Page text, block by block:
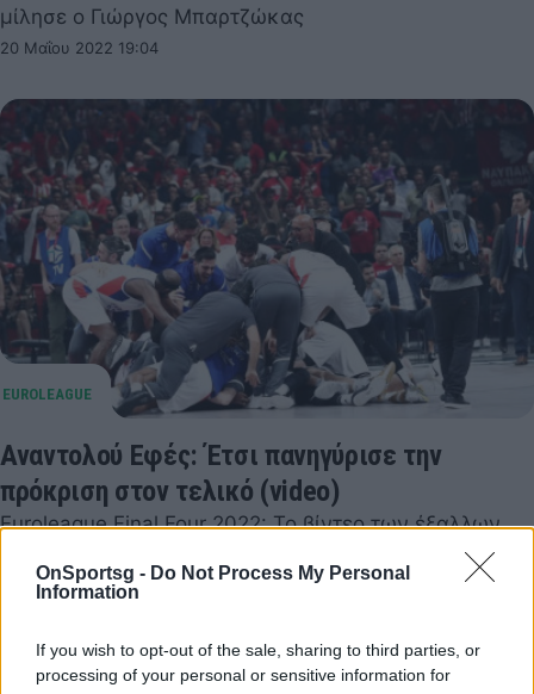
OnSportsg - Do Not Process My Personal
Information
If you wish to opt-out of the sale, sharing to third parties, or
processing of your personal or sensitive information for
μίλησε ο Γιώργος Μπαρτζώκας
20 Μαΐου 2022 19:04
Αναντολού Εφές: Έτσι πανηγύρισε την
πρόκριση στον τελικό (video)
Euroleague Final Four 2022: Το βίντεο των έξαλλων
πανηγυρισμών μετά το τρίποντο του Μίτσιτς και τη
νίκη-πρόκριση της Εφές κόντρα στον Ολυμπιακό
20 Μαΐου 2022 20:45